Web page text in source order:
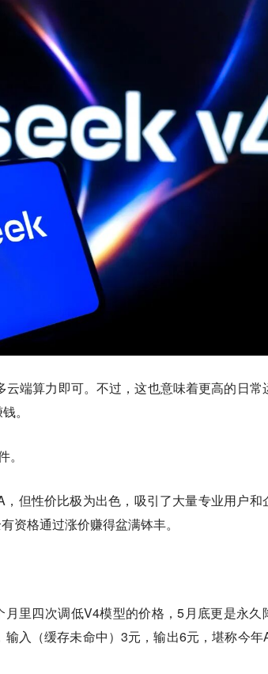
端算力即可。不过，这也意味着更高的日常
。
但性价比极为出色，吸引了大量专业用户和
资格通过涨价赚得盆满钵丰。
里四次调低V4模型的价格，5月底更是永久
入（缓存未命中）3元，输出6元，堪称今年